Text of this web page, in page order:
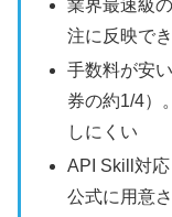
業界最速級
注に反映で
手数料が安
券の約1/4）
しにくい
API Skill対
公式に用意